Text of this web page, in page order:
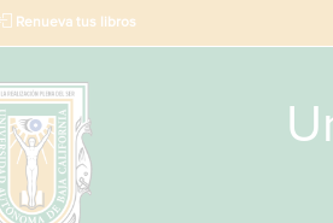
Renueva tus libros